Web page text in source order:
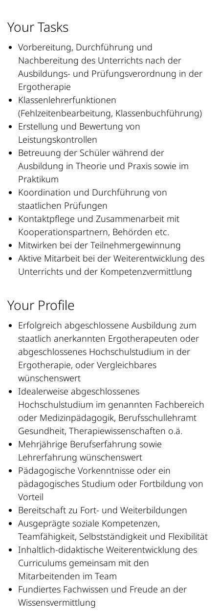
Your Tasks
Vorbereitung, Durchführung und
Nachbereitung des Unterrichts nach der
Ausbildungs- und Prüfungsverordnung in der
Ergotherapie
Klassenlehrerfunktionen
(Fehlzeitenbearbeitung, Klassenbuchführung)
Erstellung und Bewertung von
Leistungskontrollen
Betreuung der Schüler während der
Ausbildung in Theorie und Praxis sowie im
Praktikum
Koordination und Durchführung von
staatlichen Prüfungen
Kontaktpflege und Zusammenarbeit mit
Kooperationspartnern, Behörden etc.
Mitwirken bei der Teilnehmergewinnung
Aktive Mitarbeit bei der Weiterentwicklung des
Unterrichts und der Kompetenzvermittlung
Your Profile
Erfolgreich abgeschlossene Ausbildung zum
staatlich anerkannten Ergotherapeuten oder
abgeschlossenes Hochschulstudium in der
Ergotherapie, oder Vergleichbares
wünschenswert
Idealerweise abgeschlossenes
Hochschulstudium im genannten Fachbereich
oder Medizinpädagogik, Berufsschullehramt
Gesundheit, Therapiewissenschaften o.ä.
Mehrjährige Berufserfahrung sowie
Lehrerfahrung wünschenswert
Pädagogische Vorkenntnisse oder ein
pädagogisches Studium oder Fortbildung von
Vorteil
Bereitschaft zu Fort- und Weiterbildungen
Ausgeprägte soziale Kompetenzen,
Teamfähigkeit, Selbstständigkeit und Flexibilität
Inhaltlich-didaktische Weiterentwicklung des
Curriculums gemeinsam mit den
Mitarbeitenden im Team
Fundiertes Fachwissen und Freude an der
Wissensvermittlung